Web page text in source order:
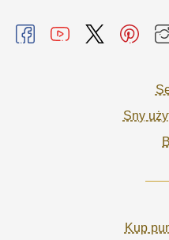
Sny
Kup